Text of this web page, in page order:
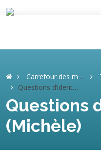
Carrefour des mémoires
Questions d’identités (Michèle)
Questions
(Michèle)